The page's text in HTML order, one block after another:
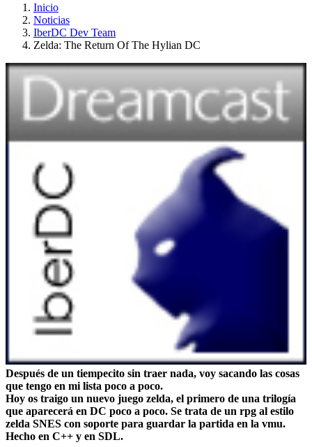
Inicio
Noticias
IberDC Dev Team
Zelda: The Return Of The Hylian DC
Después de un tiempecito sin traer nada, voy sacando las cosas
que tengo en mi lista poco a poco.
Hoy os traigo un nuevo juego zelda, el primero de una trilogía
que aparecerá en DC poco a poco. Se trata de un rpg al estilo
zelda SNES con soporte para guardar la partida en la vmu.
Hecho en C++ y en SDL.